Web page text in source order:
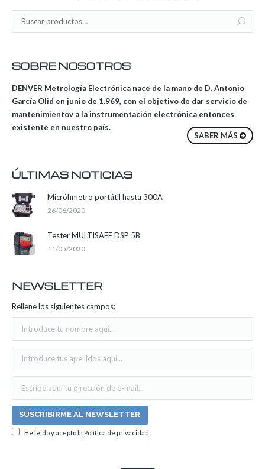
SOBRE NOSOTROS
DENVER Metrología Electrónica nace de la mano de D. Antonio
García Olid en junio de 1.969, con el objetivo de dar servicio de
mantenimientov a la instrumentación electrónica entonces
existente en nuestro país.
SABER MÁS
ÚLTIMAS NOTICIAS
Micróhmetro portátil hasta 300A
26/06/2020
Tester MULTISAFE DSP 5B
11/05/2020
NEWSLETTER
Rellene los siguientes campos:
He leído y acepto la Política de privacidad